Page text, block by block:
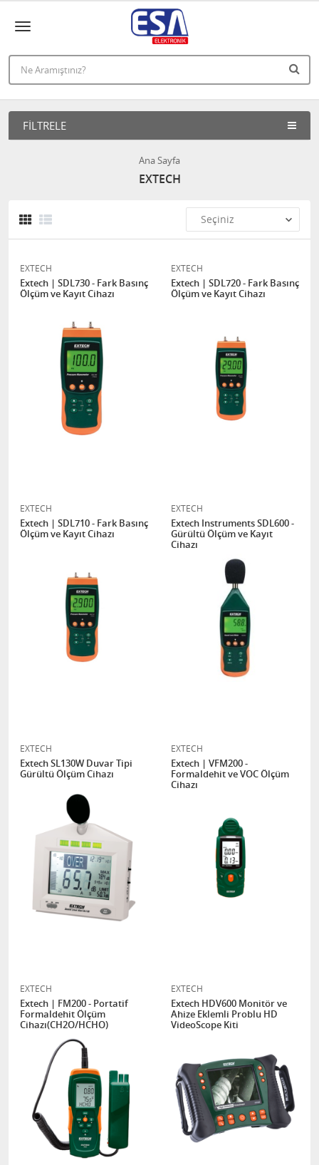
FILTRELE
Ana Sayfa
EXTECH
EXTECH
Extech | SDL730 - Fark Basınç
Ölçüm ve Kayıt Cihazı
EXTECH
Extech | SDL720 - Fark Basınç
Ölçüm ve Kayıt Cihazı
EXTECH
Extech | SDL710 - Fark Basınç
Ölçüm ve Kayıt Cihazı
EXTECH
Extech Instruments SDL600 -
Gürültü Ölçüm ve Kayıt
Cihazı
EXTECH
Extech SL130W Duvar Tipi
Gürültü Ölçüm Cihazı
EXTECH
Extech | VFM200 -
Formaldehit ve VOC Ölçüm
Cihazı
EXTECH
Extech | FM200 - Portatif
Formaldehit Ölçüm
Cihazı(CH2O/HCHO)
EXTECH
Extech HDV600 Monitör ve
Ahize Eklemli Problu HD
VideoScope Kiti